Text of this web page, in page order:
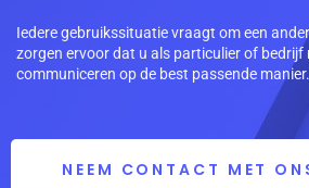
Iedere gebruikssituatie vraagt om een
zorgen ervoor dat u als particulier of
communiceren op de best passende manier.
NEEM CONTACT MET